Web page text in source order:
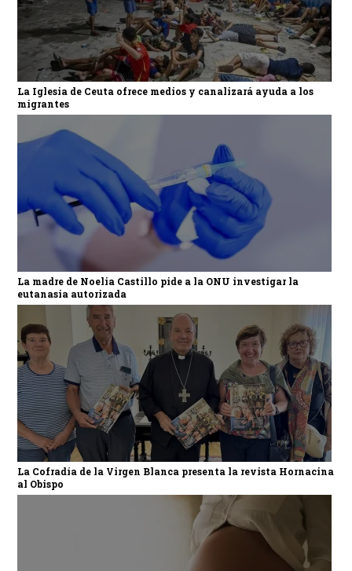
La Iglesia de Ceuta ofrece medios y canalizará ayuda a los
migrantes
La madre de Noelia Castillo pide a la ONU investigar la
eutanasia autorizada
La Cofradía de la Virgen Blanca presenta la revista Hornacina
al Obispo